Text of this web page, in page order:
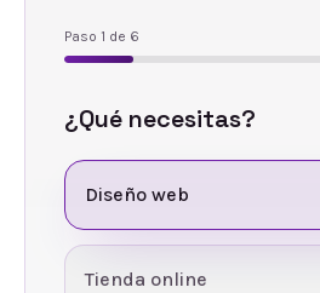
Paso 1 de 6
¿Qué necesitas?
Diseño web
Tienda online